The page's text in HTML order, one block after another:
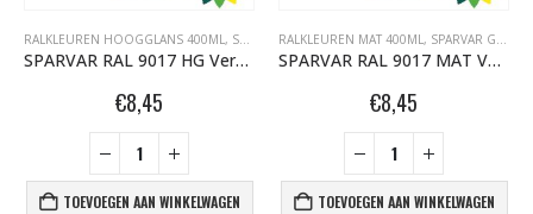
RALKLEUREN HOOGGLANS 400ML, SPARVAR GRAFFITI SPUITBUSSEN
SPARVAR RAL 9017 HG Verkeerszwart
€8,45
TOEVOEGEN AAN WINKELWAGEN
RALKLEUREN MAT 400ML, SPARVAR GRAFFITI SPUITBUSSEN
SPARVAR RAL 9017 MAT Verkeerszwart
€8,45
TOEVOEGEN AAN WINKELWAGEN